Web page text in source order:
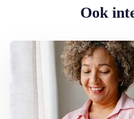
Ook
Lees meer over Hoe bel ik het